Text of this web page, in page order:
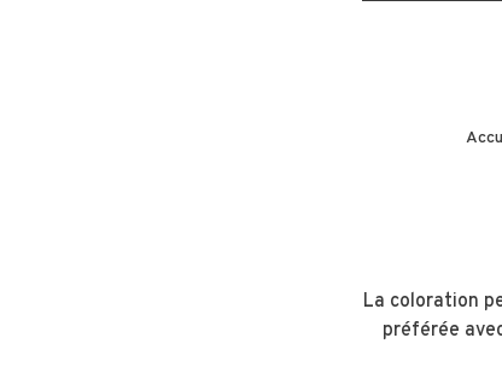
La coloration
préférée